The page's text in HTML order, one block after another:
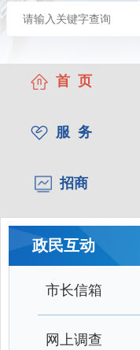
首 页
服 务
招商
政民互动
市长信箱
网上调查